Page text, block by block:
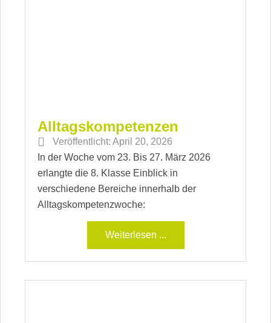
Alltagskompetenzen
Veröffentlicht: April 20, 2026
In der Woche vom 23. Bis 27. März 2026
erlangte die 8. Klasse Einblick in
verschiedene Bereiche innerhalb der
Alltagskompetenzwoche:
Weiterlesen ...